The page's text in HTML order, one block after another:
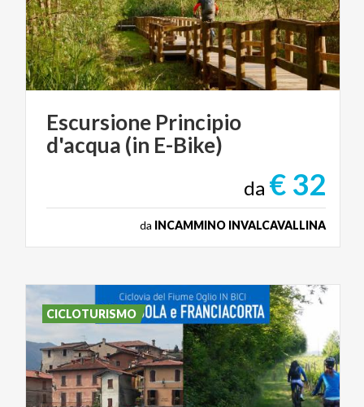
Escursione Principio
d'acqua (in E-Bike)
da € 32
da INCAMMINO INVALCAVALLINA
CICLOTURISMO